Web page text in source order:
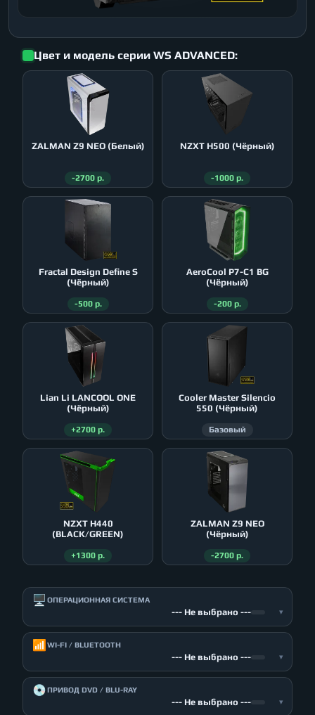
Цвет и модель серии WS ADVANCED:
ZALMAN Z9 NEO (Белый)
-2700 р.
NZXT H500 (Чёрный)
-1000 р.
Fractal Design Define S
(Чёрный)
-500 р.
AeroСool P7-C1 BG
(Чёрный)
-200 р.
Lian Li LANCOOL ONE
(Чёрный)
+2700 р.
Cooler Master Silencio
550 (Чёрный)
Базовый
NZXT H440
(BLACK/GREEN)
+1300 р.
ZALMAN Z9 NEO
(Чёрный)
-2700 р.
🖥️ ОПЕРАЦИОННАЯ СИСТЕМА
--- Не выбрано --- ▾
📶 WI-FI / BLUETOOTH
--- Не выбрано --- ▾
💿ПРИВОД DVD / BLU-RAY
--- Не выбрано --- ▾